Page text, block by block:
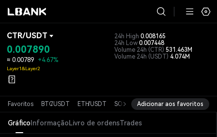
CTR/USDT
0.007890
≈ 0.00789 +4.67%
Layer1&Layer2
24h High 0.008165
24h Low 0.007448
Volume 24h (CTR) 531.463M
Volume 24h (USDT) 4.074M
Favoritos BTC/USDT ETH/USDT SOL/ USDT XRP/USDT DOGE/
Adicionar aos favoritos
GráficoInformaçãoLivro de ordensTrades